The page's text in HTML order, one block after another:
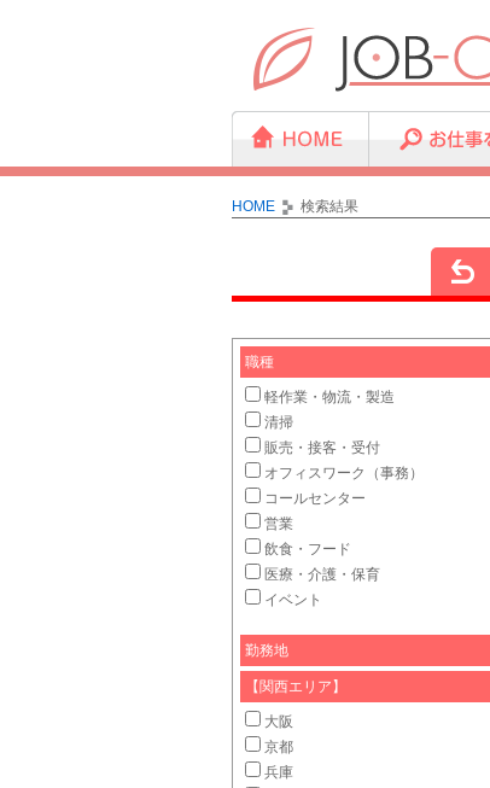
HOME 検索結果
職種
軽作業・物流・製造
清掃
販売・接客・受付
オフィスワーク（事務）
コールセンター
営業
飲食・フード
医療・介護・保育
イベント
勤務地
【関西エリア】
大阪
京都
兵庫